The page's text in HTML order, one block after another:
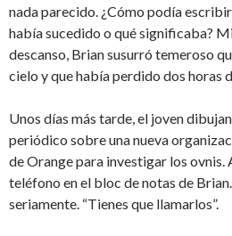
nada parecido. ¿Cómo podía
había sucedido o qué significaba?
descanso, Brian susurró temeroso
cielo y que había perdido dos horas
Unos días más tarde, el joven
periódico sobre una nueva
de Orange para investigar los ovnis.
teléfono en el bloc de notas de Brian.
seriamente. “Tienes que llamarlos”.